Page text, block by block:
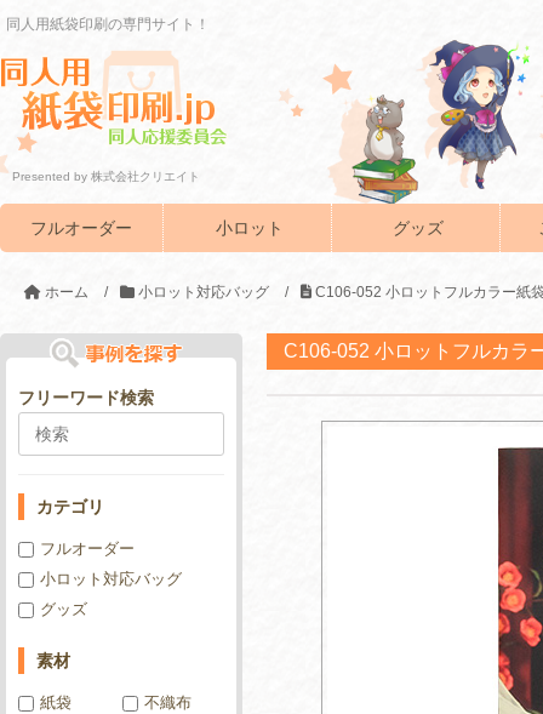
同人用紙袋印刷の専門サイト！
Presented by 株式会社クリエイト
フルオーダー 小ロット グッズ
ホーム / 小ロット対応バッグ / C106-052 小ロットフルカラー紙
C106-052 小ロットフルカラ
フリーワード検索
カテゴリ
フルオーダー
小ロット対応バッグ
グッズ
素材
紙袋
不織布